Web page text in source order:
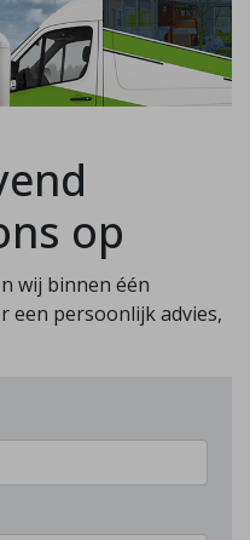
op
wij binnen één
een persoonlijk advies,